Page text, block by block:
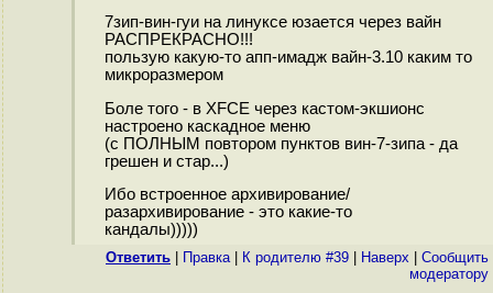
7зип-вин-гуи на линуксе юзается через вайн
РАСПРЕКРАСНО!!!
пользую какую-то апп-имадж вайн-3.10 каким то
микроразмером
Боле того - в XFCE через кастом-экшионс
настроено каскадное меню
(с ПОЛНЫМ повтором пунктов вин-7-зипа - да
грешен и стар...)
Ибо встроенное архивирование/
разархивирование - это какие-то
кандалы)))))
Ответить Правка| К родителю #39 Наверх
Cообщить
модератору